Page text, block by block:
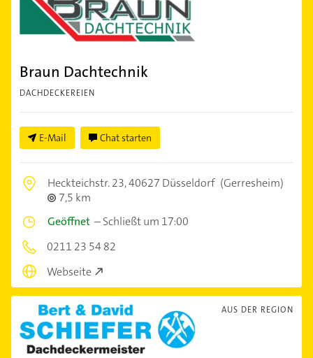
Braun Dachtechnik
DACHDECKEREIEN
E-Mail Chat starten
Heckteichstr. 23,40627 Düsseldorf (Gerresheim)
7,5 km
Geöffnet –Schließt um 17:00
0211 23 54 82
Webseite
AUS DER REGION